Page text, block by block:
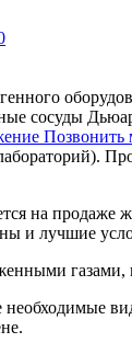
сосуды
Позвонить
на продаже
и лучшие
газами,
необходимые